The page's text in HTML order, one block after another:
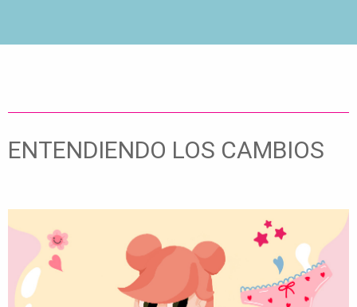
ENTENDIENDO LOS CAMBIOS